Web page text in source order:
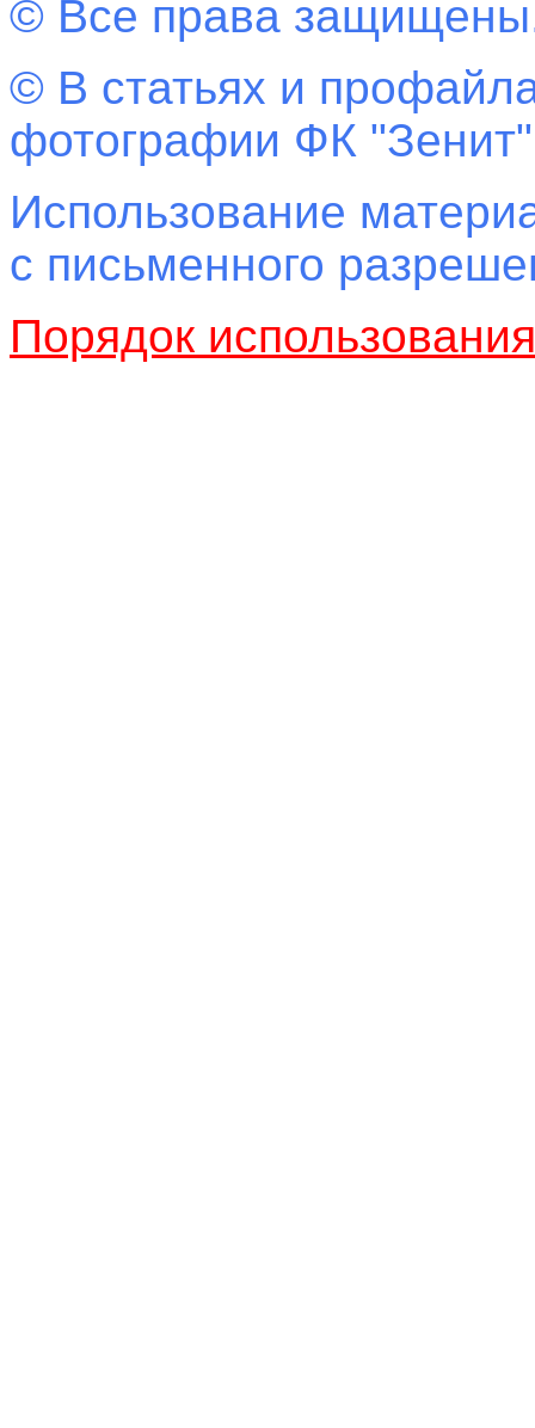
© Все права
© В статьях и
фотографии ФК
Использование
с письменного
Порядок